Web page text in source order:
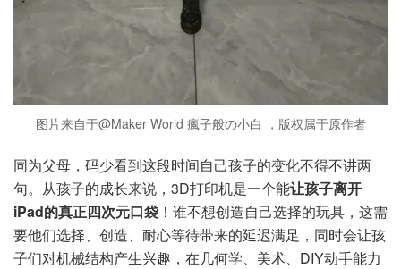
图片来自于@Maker World 瘋子般の小白 ，版权属于原作者
同为父母，码少看到这段时间自己孩子的变化不得不讲两
句。从孩子的成长来说，3D打印机是一个能让孩子离开
iPad的真正四次元口袋 ！谁不想创造自己选择的玩具，这需
要他们选择、创造、耐心等待带来的延迟满足，同时会让孩
子们对机械结构产生兴趣，在几何学、美术、DIY动手能力